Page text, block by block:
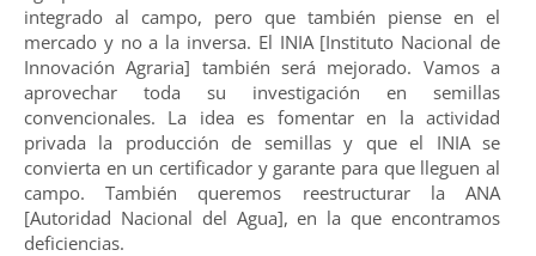
integrado al campo, pero que también piense en el
mercado y no a la inversa. El INIA [Instituto Nacional de
Innovación Agraria] también será mejorado. Vamos a
aprovechar toda su investigación en semillas
convencionales. La idea es fomentar en la actividad
privada la producción de semillas y que el INIA se
convierta en un certificador y garante para que lleguen al
campo. También queremos reestructurar la ANA
[Autoridad Nacional del Agua], en la que encontramos
deficiencias.